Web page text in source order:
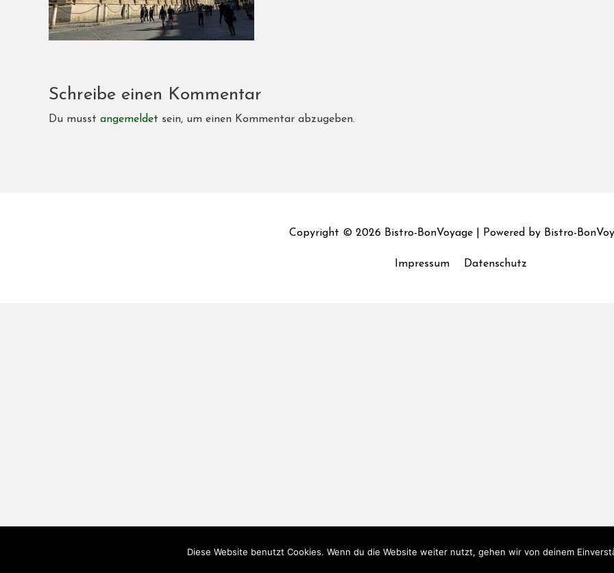
Schreibe einen Kommentar
Du musst angemeldet sein, um einen Kommentar abzugeben.
Copyright © 2026 Bistro-BonVoyage| Powered by Bistro-
Impressum Datenschutz
Diese Website benutzt Cookies. Wenn du die Website weiter nutzt, gehen wir von deinem